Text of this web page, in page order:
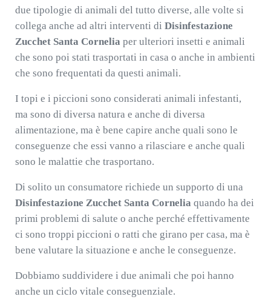
due tipologie di animali del tutto diverse, alle volte si
collega anche ad altri interventi di Disinfestazione
Zucchet Santa Cornelia per ulteriori insetti e animali
che sono poi stati trasportati in casa o anche in ambienti
che sono frequentati da questi animali.
I topi e i piccioni sono considerati animali infestanti,
ma sono di diversa natura e anche di diversa
alimentazione, ma è bene capire anche quali sono le
conseguenze che essi vanno a rilasciare e anche quali
sono le malattie che trasportano.
Di solito un consumatore richiede un supporto di una
Disinfestazione Zucchet Santa Cornelia quando ha dei
primi problemi di salute o anche perché effettivamente
ci sono troppi piccioni o ratti che girano per casa, ma è
bene valutare la situazione e anche le conseguenze.
Dobbiamo suddividere i due animali che poi hanno
anche un ciclo vitale conseguenziale.